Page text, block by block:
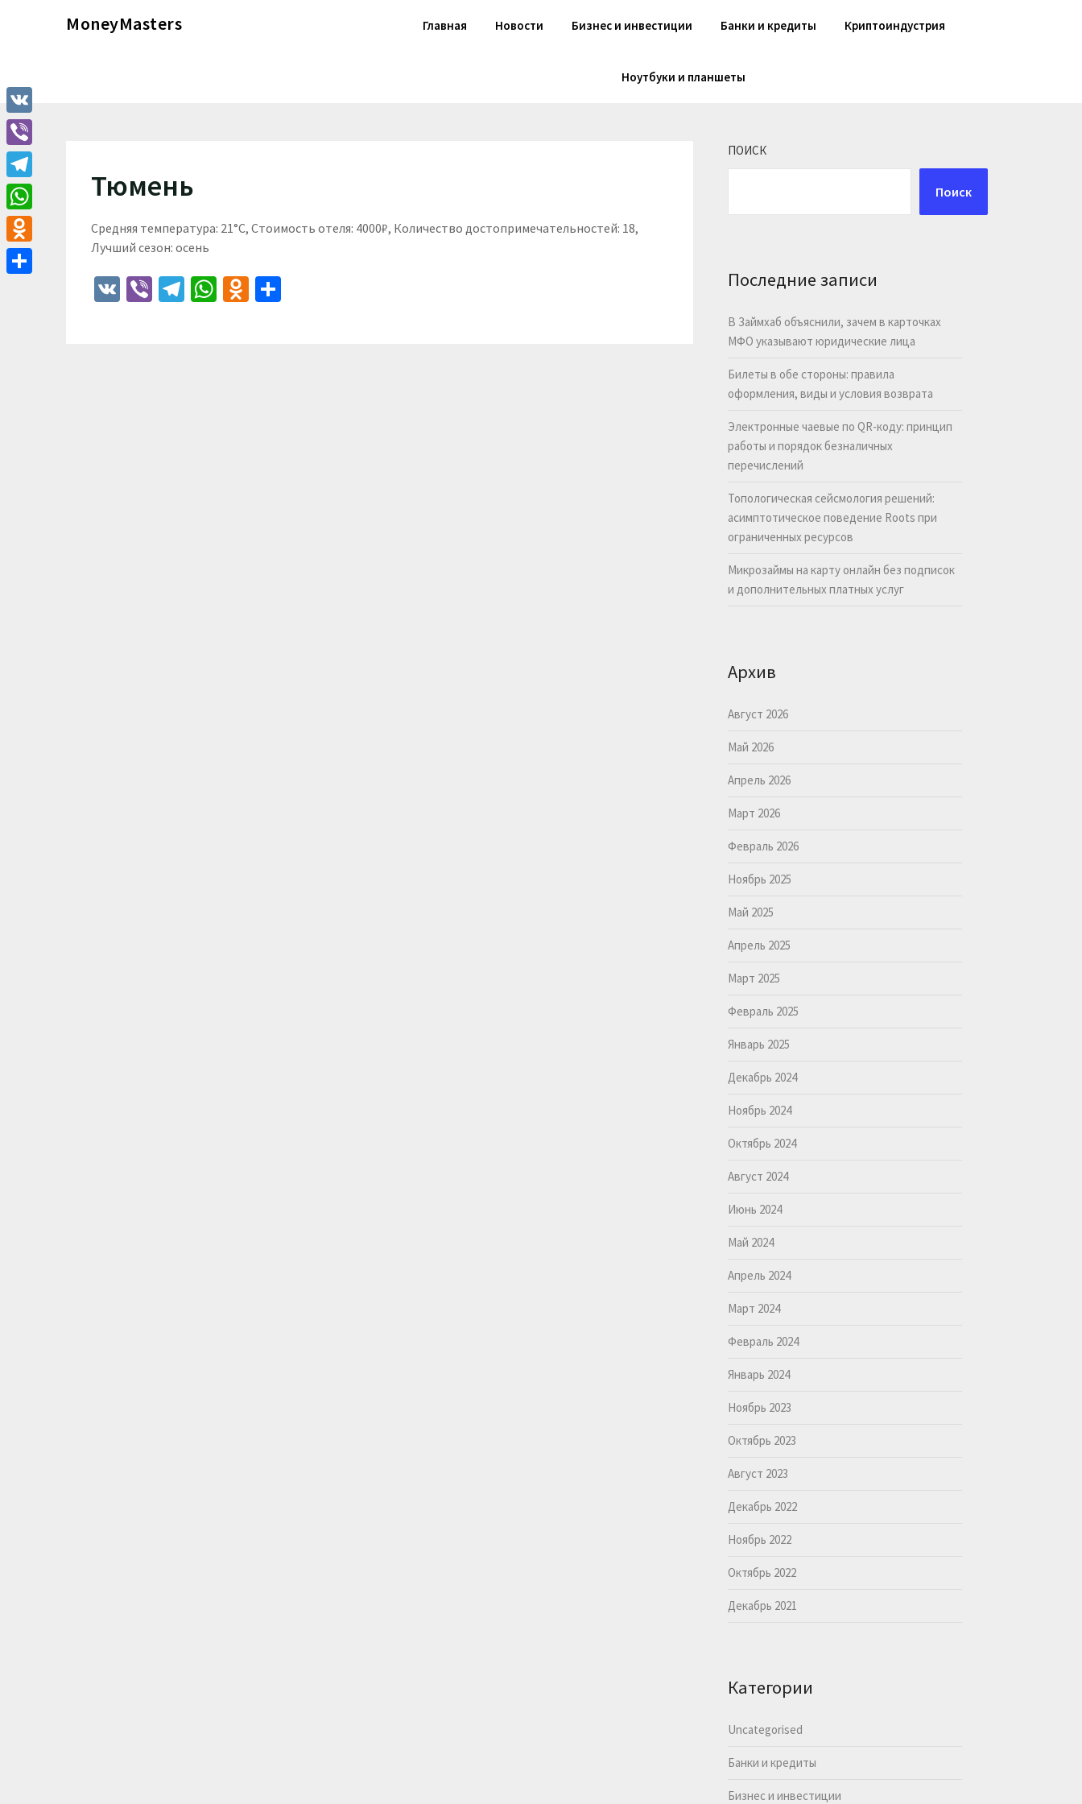
MoneyMasters Главная Новости Бизнес и инвестиции Банки и кредиты Криптоиндустрия
Ноутбуки и планшеты
Тюмень
Средняя температура: 21°C, Стоимость отеля: 4000₽, Количество достопримечательностей: 18,
Лучший сезон: осень
VK ViberTelegram
WhatsApp
Odnoklassniki
ПОИСК
Поиск
Последние записи
В Займхаб объяснили, зачем в карточках
МФО указывают юридические лица
Билеты в обе стороны: правила
оформления, виды и условия возврата
Электронные чаевые по QR-коду: принцип
работы и порядок безналичных
перечислений
Топологическая сейсмология решений:
асимптотическое поведение Roots при
ограниченных ресурсов
Микрозаймы на карту онлайн без подписок
и дополнительных платных услуг
Архив
Август 2026
Май 2026
Апрель 2026
Март 2026
Февраль 2026
Ноябрь 2025
Май 2025
Апрель 2025
Март 2025
Февраль 2025
Январь 2025
Декабрь 2024
Ноябрь 2024
Октябрь 2024
Август 2024
Июнь 2024
Май 2024
Апрель 2024
Март 2024
Февраль 2024
Январь 2024
Ноябрь 2023
Октябрь 2023
Август 2023
Декабрь 2022
Ноябрь 2022
Октябрь 2022
Декабрь 2021
Категории
Uncategorised
Банки и кредиты
Бизнес и инвестиции
VK
Viber
Telegram
WhatsApp
Odnoklassniki